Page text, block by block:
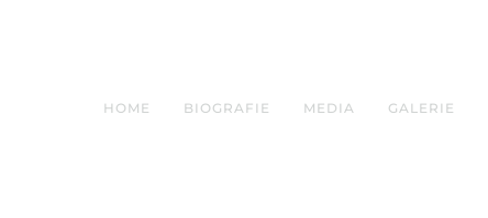
HOME BIOGRAFIE MEDIA GALERIE